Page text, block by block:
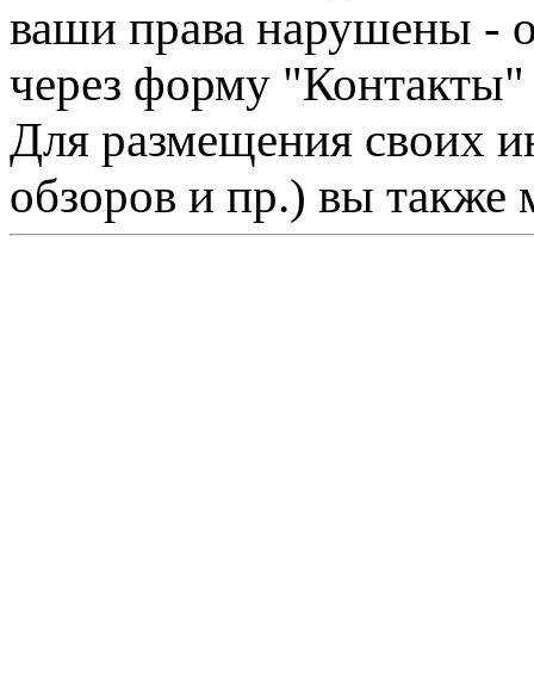
ваши права нарушены -
через форму "Контакты"
Для размещения своих
обзоров и пр.) вы также